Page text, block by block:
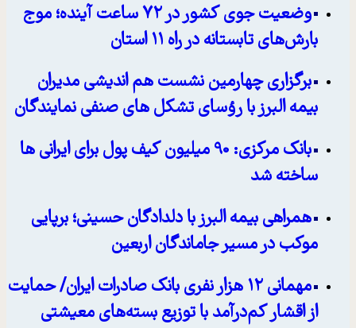
وضعیت جوی کشور در ۷۲ ساعت آینده؛ موج
بارش‌های تابستانه در راه ۱۱ استان
برگزاری چهارمین نشست هم اندیشی مدیران
بیمه البرز با رؤسای تشکل های صنفی نمایندگان
بانک مرکزی: 90 میلیون کیف پول برای ایرانی ها
ساخته شد
همراهی بیمه البرز با دلدادگان حسینی؛ برپایی
موکب در مسیر جاماندگان اربعین
مهمانی ۱۲ هزار نفری بانک صادرات ایران/ حمایت
از اقشار کم‌درآمد با توزیع بسته‌های معیشتی